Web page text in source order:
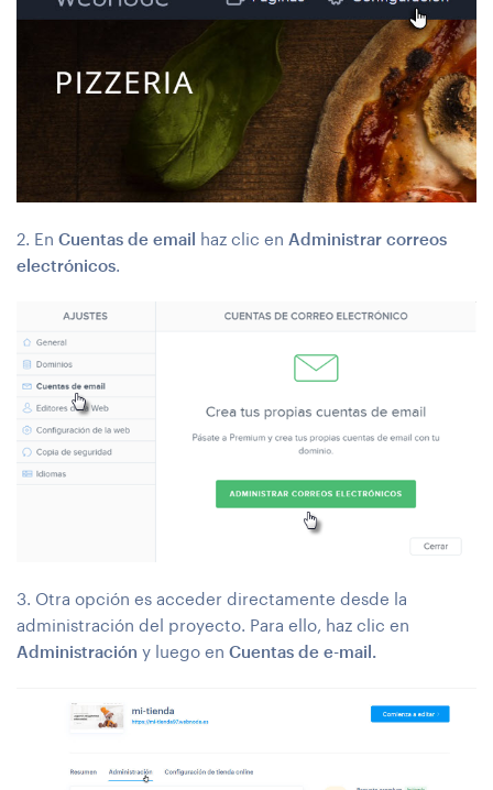
2. En Cuentas de email haz clic en Administrar correos
electrónicos.
3. Otra opción es acceder directamente desde la
administración del proyecto. Para ello, haz clic en
Administración y luego en Cuentas de e-mail.